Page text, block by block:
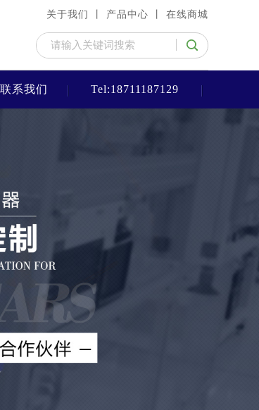
关于我们 丨 产品中心 丨 在线商城
联系我们 Tel:18711187129